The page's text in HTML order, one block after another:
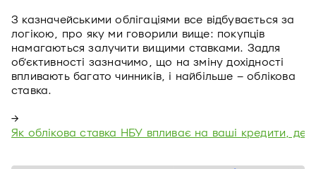
З казначейськими облігаціями все відбувається за
логікою, про яку ми говорили вище: покупців
намагаються залучити вищими ставками. Задля
об’єктивності зазначимо, що на зміну дохідності
впливають багато чинників, і найбільше – облікова
ставка.
→
Як облікова ставка НБУ впливає на ваші кредити,